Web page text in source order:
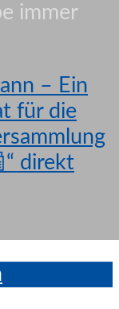
immer
– Ein
für die
direkt